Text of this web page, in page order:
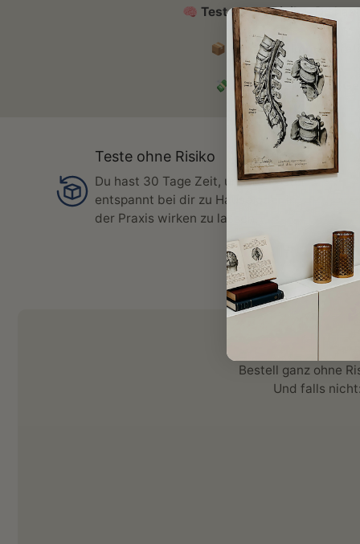
🧠 Teste ohne Risiko:Du
📦 Versand? Immer
💸 Nicht überzeugt?
Teste ohne Risiko
Du hast 30 Tage Zeit, unsere Poster
entspannt bei dir zu Hause oder in
der Praxis wirken zu lassen.
Bestell ganz ohne
Und falls